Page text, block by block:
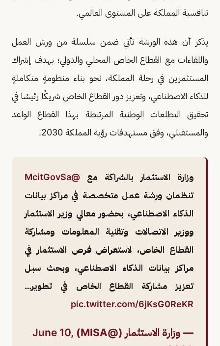
تنافسية المملكة على المستوى العالمي.
يذكر أن هذه الورشة تأتي ضمن سلسلة من ورش العمل
واللقاءات مع القطاع الخاص المحلي والدولي؛ بهدف إشراك
المستثمرين في رحلة المملكة، نحو بناء منظومةٍ متكاملةٍ
للذكاء الاصطناعي، وتعزيز دور القطاع الخاص شريكًا رئيسًا في
تحقيق التطلعات الوطنية المرتبطة بهذا القطاع الواعد
والمستقبلي، وفق مستهدفات رؤية المملكة 2030.
وزارة الاستثمار بالشراكة مع @McitGovSa
تنظمان ورشة عمل متخصصة في مراكز بيانات
الذكاء الاصطناعي، بحضور معالي وزير الاستثمار
ووزير الاتصالات وتقنية المعلومات ومشاركة
القطاع الخاص، لاستعراض فرص الاستثمار في
مراكز بيانات الذكاء الاصطناعي، وبحث سبل
تعزيز مشاركة القطاع الخاص في تطوير…
pic.twitter.com/6jKsG0ReKR
— وزارة الاستثمار (@MISA)
June 10,